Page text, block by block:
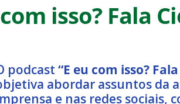
isso? Fala
podcast “E eu com isso?
abordar assuntos da
e nas redes sociais,